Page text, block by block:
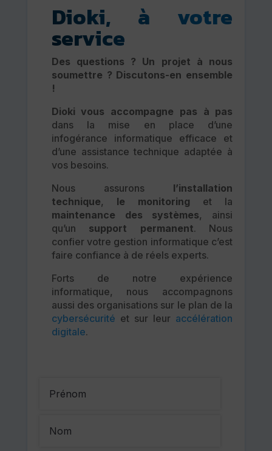
Dioki, à votre
service
Des questions ? Un projet à nous
soumettre ? Discutons-en ensemble
!
Dioki vous accompagne pas à pas
dans la mise en place d’une
infogérance informatique efficace et
d’une assistance technique adaptée à
vos besoins.
Nous assurons l’installation
technique, le monitoring et la
maintenance des systèmes, ainsi
qu’un support permanent. Nous
confier votre gestion informatique c’est
faire confiance à de réels experts.
Forts de notre expérience
informatique, nous accompagnons
aussi des organisations sur le plan de la
cybersécurité et sur leur accélération
digitale.